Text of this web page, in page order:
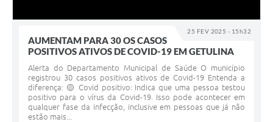
25 FEV 2025 - 15h32
AUMENTAM PARA 30 OS CASOS
POSITIVOS ATIVOS DE COVID-19 EM GETULINA
Alerta do Departamento Municipal de Saúde O município
registrou 30 casos positivos ativos de Covid-19 Entenda a
diferença: 🟡 Covid positivo: Indica que uma pessoa testou
positivo para o vírus da Covid-19. Isso pode acontecer em
qualquer fase da infecção, inclusive em pessoas que já não
estão mais...